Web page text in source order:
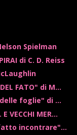
Spielman
di C. D. Reiss
FATO" di M...
foglie" di ...
VECCHI MER...
incontrare"...